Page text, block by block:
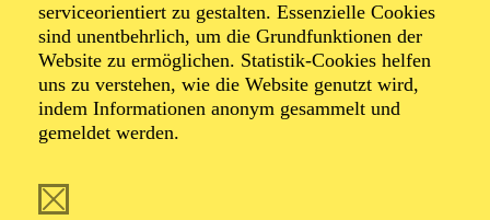
serviceorientiert zu gestalten. Essenzielle Cookies
sind unentbehrlich, um die Grundfunktionen der
Website zu ermöglichen. Statistik-Cookies helfen
uns zu verstehen, wie die Website genutzt wird,
indem Informationen anonym gesammelt und
gemeldet werden.
TICKETS